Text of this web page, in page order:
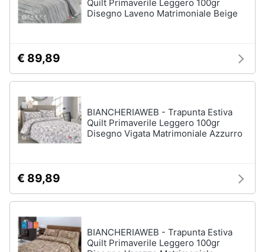
Vedi
Lavanderia
Portabiancheria
Lavatoio
Mobili
lavanderia
Vedi
tutti
Quilt Primaverile Leggero 100gr
Disegno Laveno Matrimoniale Beige
€ 89,89
BIANCHERIAWEB - Trapunta Estiva
Quilt Primaverile Leggero 100gr
Disegno Vigata Matrimoniale Azzurro
€ 89,89
BIANCHERIAWEB - Trapunta Estiva
Quilt Primaverile Leggero 100gr